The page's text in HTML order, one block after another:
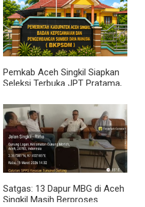
Dari Bibit Jadi Harapan,
Babinsa Dampingi Warga
Kembangkan Semangka
Pemkab Aceh Singkil Siapkan
Seleksi Terbuka JPT Pratama,
Kinerja
Satgas: 13 Dapur MBG di Aceh
Singkil Masih Berproses